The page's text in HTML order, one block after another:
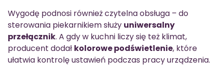
Wygodę podnosi również czytelna obsługa – do
sterowania piekarnikiem służy uniwersalny
przełącznik. A gdy w kuchni liczy się też klimat,
producent dodał kolorowe podświetlenie, które
ułatwia kontrolę ustawień podczas pracy urządzenia.